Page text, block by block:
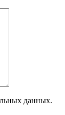
данных.